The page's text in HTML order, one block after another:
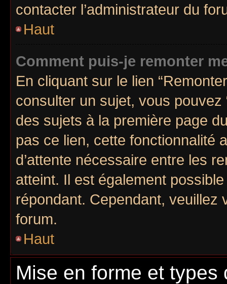
contacter l’administrateur du
Haut
Comment puis-je remonter
En cliquant sur le lien
consulter un sujet, vous pouvez
des sujets à la première page
pas ce lien, cette fonctionnalité
d’attente nécessaire entre les
atteint. Il est également
répondant. Cependant,
forum.
Haut
Mise en forme et types